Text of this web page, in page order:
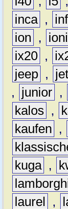
inca ,
ion
,
ix20 ,
jeep ,
,
junior ,
kalos
,
kaufen
,
kuga ,
laurel
,